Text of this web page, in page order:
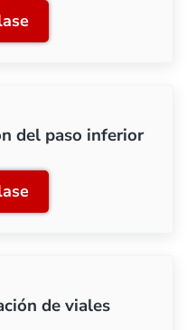
7: Construcción de
del paso inferior
8: Construcción del
de viales